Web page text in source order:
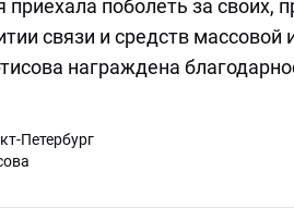
приехала поболеть за своих,
связи и средств
награждена
Петербург